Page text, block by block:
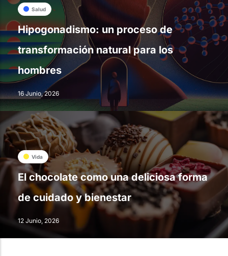
Salud
Hipogonadismo: un proceso de
transformación natural para los
hombres
16 Junio, 2026
Vida
El chocolate como una deliciosa forma
de cuidado y bienestar
12 Junio, 2026